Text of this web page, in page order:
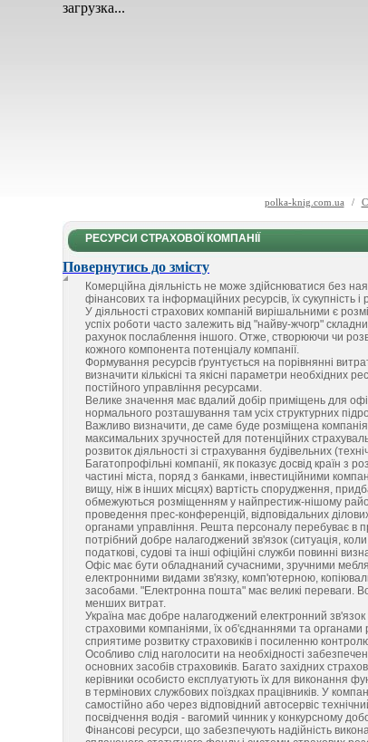
загрузка...
polka-knig.com.ua /
РЕСУРСИ СТРАХОВОЇ КОМПАНІЇ
Повернутись до змісту
Комерційна діяльність не може здійснюватися без
фінансових та інформаційних ресурсів, їх
У діяльності страхових компаній вирішальними є
успіх роботи часто залежить від "найву-жчогр"
рахунок послаблення іншого. Отже, створюючи чи
кожного компонента потенціалу компанії.
Формування ресурсів ґрунтується на порівнянні
визначити кількісні та якісні параметри необхідних
постійного управління ресурсами.
Велике значення має вдалий добір приміщень для
нормального розташування там усіх структурних
Важливо визначити, де саме буде розміщена
максимальних зручностей для потенційних
розвиток діяльності зі страхування будівельних
Багатопрофільні компанії, як показує досвід країн
частині міста, поряд з банками, інвестиційними
вищу, ніж в інших місцях) вартість спорудження,
обмежуються розміщенням у найпрестиж-нішому
проведення прес-конференцій, відповідальних
органами управління. Решта персоналу перебуває
потрібний добре налагоджений зв'язок (ситуація,
податкові, судові та інші офіційні служби повинні
Офіс має бути обладнаний сучасними, зручними
електронними видами зв'язку, комп'ютерною,
засобами. "Електронна пошта" має великі переваги.
менших витрат.
Україна має добре налагоджений електронний зв'язок
страховими компаніями, їх об'єднаннями та органами
сприятиме розвитку страховиків і посиленню
Особливо слід наголосити на необхідності
основних засобів страховиків. Багато західних
керівники особисто експлуатують їх для виконання
в термінових службових поїздках працівників. У
самостійно або через відповідний автосервіс
посвідчення водія - вагомий чинник у конкурсному
Фінансові ресурси, що забезпечують надійність